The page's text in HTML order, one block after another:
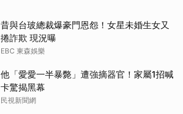
昔與台玻總裁爆豪門恩怨！女星未婚生女又
捲詐欺 現況曝
EBC 東森娛樂
他「愛愛一半暴斃」遭強摘器官！家屬1招喊
卡驚揭黑幕
民視新聞網